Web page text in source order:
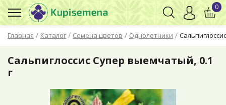
Главная / Каталог / Семена цветов / Однолетники /
0
Сальпиглоссис Супер выемчатый, 0.1
г